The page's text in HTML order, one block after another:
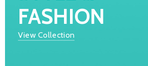
FASHION
View Collection